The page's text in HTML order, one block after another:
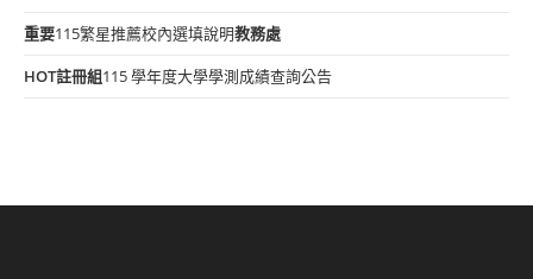
重要115繁星推薦校內選填說明教務處
HOT註冊組115 學年度大學學測成績查詢公告